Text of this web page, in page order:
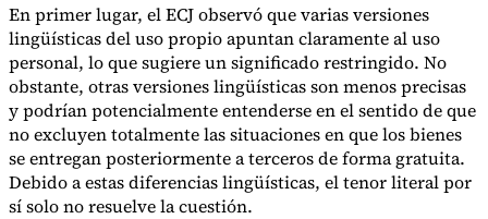
En primer lugar, el ECJ observó que varias versiones
lingüísticas del uso propio apuntan claramente al uso
personal, lo que sugiere un significado restringido. No
obstante, otras versiones lingüísticas son menos precisas
y podrían potencialmente entenderse en el sentido de que
no excluyen totalmente las situaciones en que los bienes
se entregan posteriormente a terceros de forma gratuita.
Debido a estas diferencias lingüísticas, el tenor literal por
sí solo no resuelve la cuestión.